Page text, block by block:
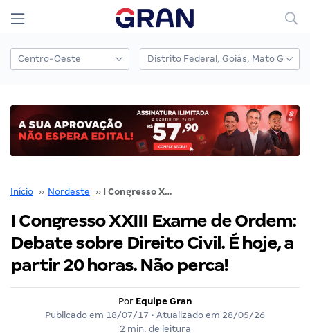
Início ›› Nordeste ›› I Congresso XXIII Exame de Ordem: Debate sobre Direito Civil. É hoje, a partir 20 horas. Não perca!
I Congresso XXIII Exame de Ordem:
Debate sobre Direito Civil. É hoje, a
partir 20 horas. Não perca!
Por Equipe Gran
Publicado em 18/07/17 • Atualizado em 28/05/26
2 min. de leitura